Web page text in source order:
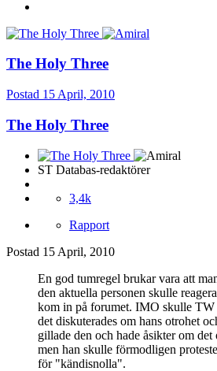
The Holy Three
Postad 15 April, 2010
The Holy Three
ST Databas-redaktörer
3,4k
Rapport
Postad 15 April, 2010
En god tumregel brukar vara att
den aktuella personen skulle
kom in på forumet. IMO skulle TW
det diskuterades om hans otrohet
gillade den och hade åsikter om det
men han skulle förmodligen
för "kändisnolla".